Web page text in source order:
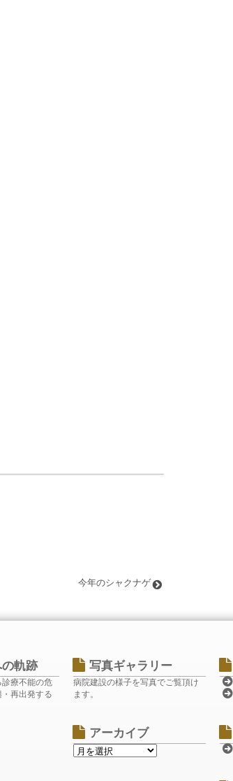
今年のシャクナゲ
軌跡
療不能の危
再出発する
写真ギャラリー
病院建設の様子を写真でご覧頂け
ます。
アーカイブ